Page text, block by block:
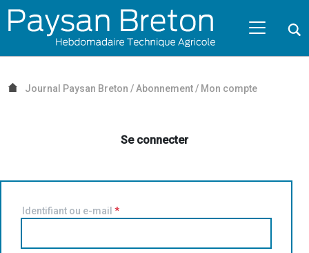
Passer au contenu
NAVIGATION MOBILE
NAVIGATION
PRINCIPALE
Journal Paysan Breton / Abonnement/ Mon compte
Se connecter
Identifiant ou e-mail *